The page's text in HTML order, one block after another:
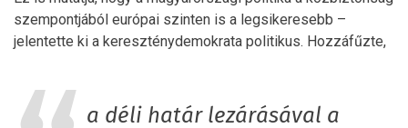
szempontjából európai szinten is a legsikeresebb –
jelentette ki a kereszténydemokrata politikus. Hozzáfűzte,
a déli határ lezárásával a